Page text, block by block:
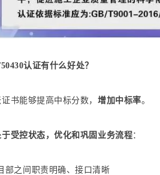
认证有什么好处？
书能够提高中标分数， 增加中标率。
受控状态，优化和巩固业务流程：
部之间职责明确、接口清晰